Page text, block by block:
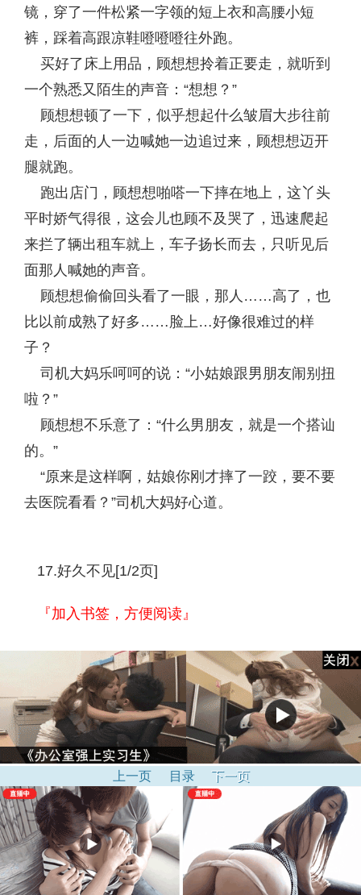
镜，穿了一件松紧一字领的短上衣和高腰小短
裤，踩着高跟凉鞋噔噔噔往外跑。
买好了床上用品，顾想想拎着正要走，就听到
一个熟悉又陌生的声音：“想想？”
顾想想顿了一下，似乎想起什么皱眉大步往前
走，后面的人一边喊她一边追过来，顾想想迈开
腿就跑。
跑出店门，顾想想啪嗒一下摔在地上，这丫头
平时娇气得很，这会儿也顾不及哭了，迅速爬起
来拦了辆出租车就上，车子扬长而去，只听见后
面那人喊她的声音。
顾想想偷偷回头看了一眼，那人……高了，也
比以前成熟了好多……脸上…好像很难过的样
子？
司机大妈乐呵呵的说：“小姑娘跟男朋友闹别扭
啦？”
顾想想不乐意了：“什么男朋友，就是一个搭讪
的。”
“原来是这样啊，姑娘你刚才摔了一跤，要不要
去医院看看？”司机大妈好心道。
17.好久不见[1/2页]
『加入书签，方便阅读』
上一页 目录 下一页